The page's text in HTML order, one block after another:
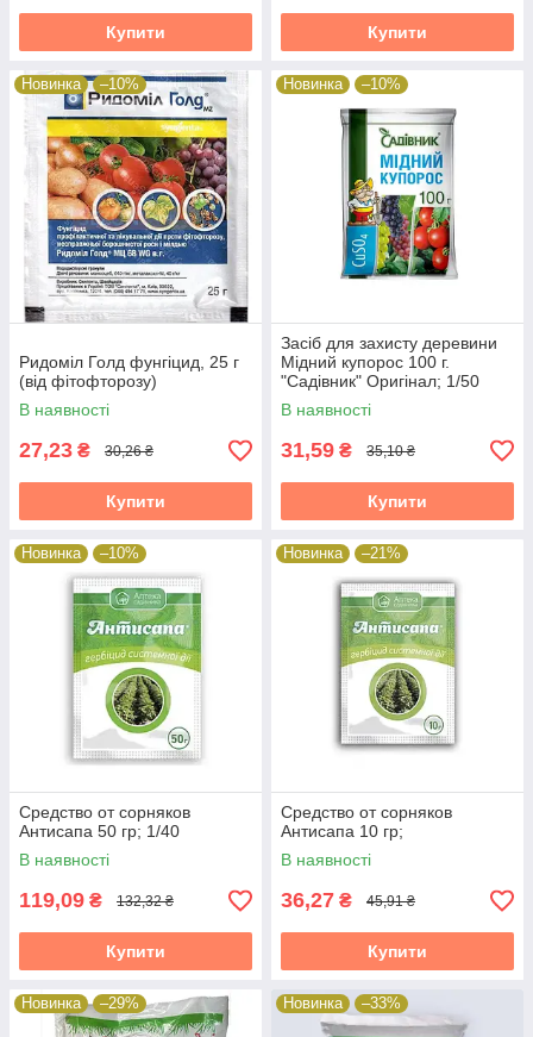
Купити Купити
Новинка –10%
Ридоміл Голд фунгіцид, 25 г
(від фітофторозу)
В наявності
27,23 ₴ 30,26 ₴
Купити
Новинка –10%
Засіб для захисту деревини
Мідний купорос 100 г.
"Садівник" Оригінал; 1/50
19824
В наявності
31,59 ₴ 35,10 ₴
Купити
Новинка –10%
Средство от сорняков
Антисапа 50 гр; 1/40
В наявності
119,09 ₴ 132,32 ₴
Купити
Новинка –21%
Средство от сорняков
Антисапа 10 гр;
В наявності
36,27 ₴ 45,91 ₴
Купити
Новинка –29% Новинка –33%